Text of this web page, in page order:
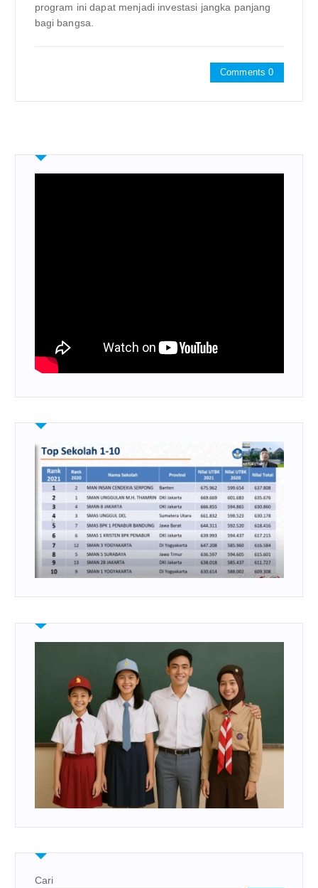
program ini dapat menjadi investasi jangka panjang
bagi bangsa.
Comments 0
Cari